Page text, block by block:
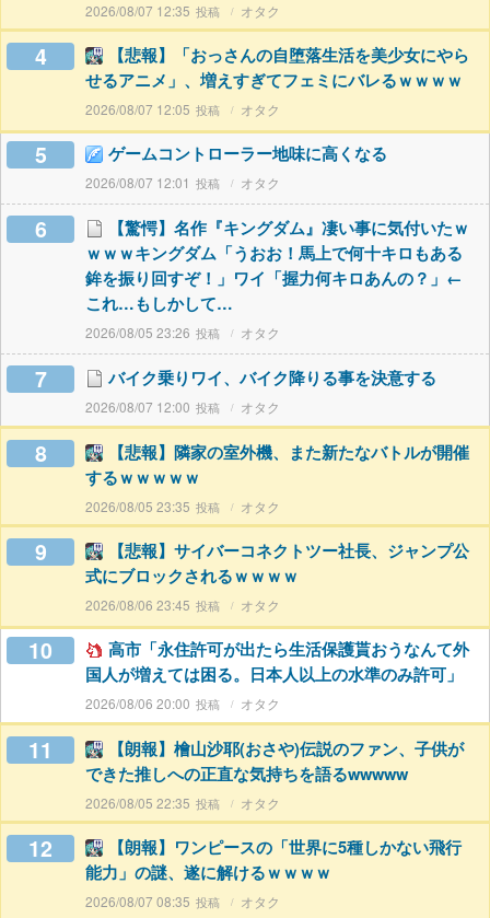
2026/08/07 12:35 オタク
4
【悲報】「おっさんの自堕落生活を美少女にやら
せるアニメ」、増えすぎてフェミにバレるｗｗｗｗ
2026/08/07 12:05 オタク
5 ゲームコントローラー地味に高くなる
2026/08/07 12:01 オタク
6
【驚愕】名作『キングダム』凄い事に気付いたｗ
ｗｗｗキングダム「うおお！馬上で何十キロもある
鉾を振り回すぞ！」ワイ「握力何キロあんの？」←
これ…もしかして…
2026/08/05 23:26 オタク
7 バイク乗りワイ、バイク降りる事を決意する
2026/08/07 12:00 オタク
8
【悲報】隣家の室外機、また新たなバトルが開催
するｗｗｗｗｗ
2026/08/05 23:35 オタク
9
【悲報】サイバーコネクトツー社長、ジャンプ公
式にブロックされるｗｗｗｗ
2026/08/06 23:45 オタク
10
高市「永住許可が出たら生活保護貰おうなんて外
国人が増えては困る。日本人以上の水準のみ許可」
2026/08/06 20:00 オタク
11
【朗報】檜山沙耶(おさや)伝説のファン、子供が
できた推しへの正直な気持ちを語るwwwww
2026/08/05 22:35 オタク
12
【朗報】ワンピースの「世界に5種しかない飛行
能力」の謎、遂に解けるｗｗｗｗ
2026/08/07 08:35 オタク